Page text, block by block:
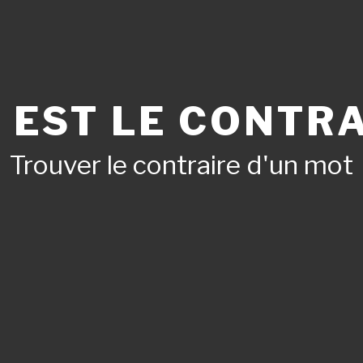
EST LE
Trouver le contraire d'un mot